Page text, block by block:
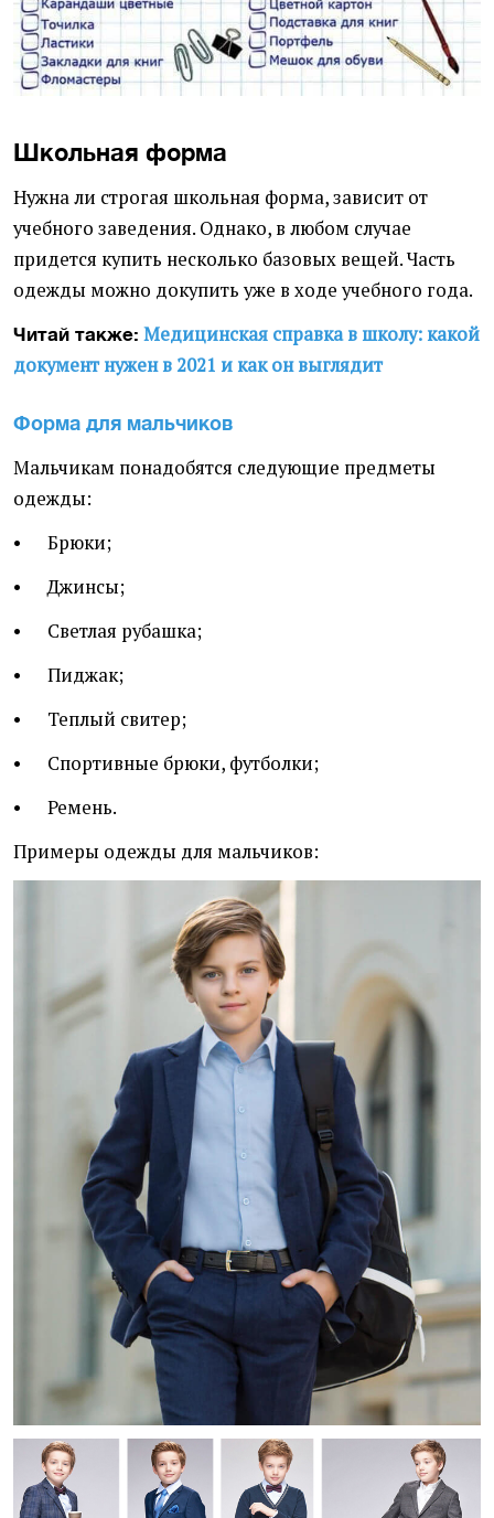
Школьная форма
Нужна ли строгая школьная форма, зависит от
учебного заведения. Однако, в любом случае
придется купить несколько базовых вещей. Часть
одежды можно докупить уже в ходе учебного года.
Читай также: Медицинская справка в школу: какой
документ нужен в 2021 и как он выглядит
Форма для мальчиков
Мальчикам понадобятся следующие предметы
одежды:
• Брюки;
• Джинсы;
• Светлая рубашка;
• Пиджак;
• Теплый свитер;
• Спортивные брюки, футболки;
• Ремень.
Примеры одежды для мальчиков: